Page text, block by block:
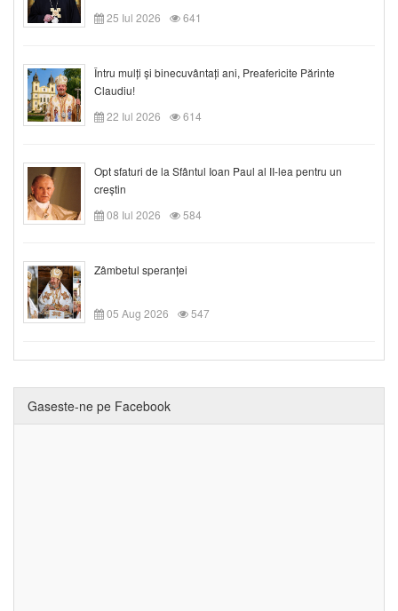
25 Iul 2026
641
Întru mulți și binecuvântați ani, Preafericite Părinte
Claudiu!
22 Iul 2026
614
Opt sfaturi de la Sfântul Ioan Paul al II-lea pentru un
creștin
08 Iul 2026
584
Zâmbetul speranței
05 Aug 2026 547
Gaseste-ne pe Facebook